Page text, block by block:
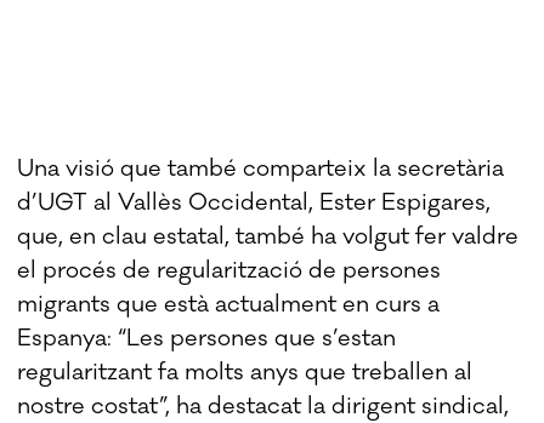
Una visió que també comparteix la secretària
d’UGT al Vallès Occidental, Ester Espigares,
que, en clau estatal, també ha volgut fer valdre
el procés de regularització de persones
migrants que està actualment en curs a
Espanya: “Les persones que s’estan
regularitzant fa molts anys que treballen al
nostre costat”, ha destacat la dirigent sindical,